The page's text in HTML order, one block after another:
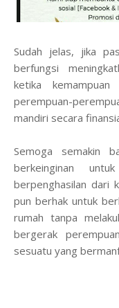
Sudah jelas, jika
berfungsi
ketika
perempuan-
mandiri secara
Semoga semakin
berkeinginan
berpenghasilan dari
pun berhak untuk
rumah tanpa
bergerak
sesuatu yang